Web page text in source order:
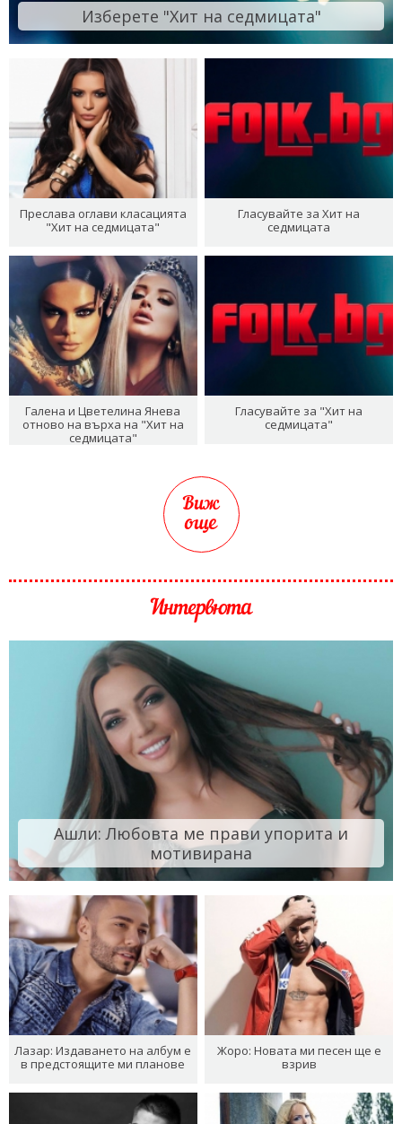
Изберете "Хит на седмицата"
Преслава оглави класацията
"Хит на седмицата"
Гласувайте за Хит на
седмицата
Галена и Цветелина Янева
отново на върха на "Хит на
седмицата"
Гласувайте за "Хит на
седмицата"
Виж
още
Интервюта
Ашли: Любовта ме прави упорита и
мотивирана
Лазар: Издаването на албум е
в предстоящите ми планове
Жоро: Новата ми песен ще е
взрив